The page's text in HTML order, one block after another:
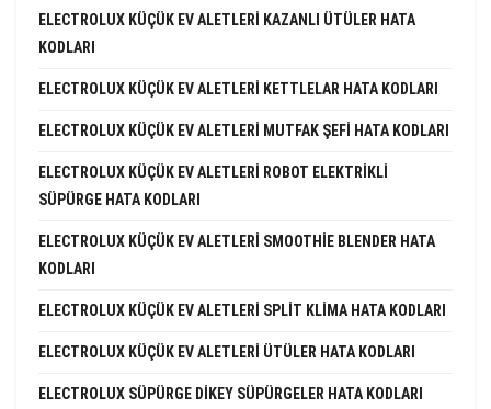
ELECTROLUX KÜÇÜK EV ALETLERI KAZANLI ÜTÜLER HATA
KODLARI
ELECTROLUX KÜÇÜK EV ALETLERI KETTLELAR HATA KODLARI
ELECTROLUX KÜÇÜK EV ALETLERI MUTFAK ŞEFI HATA KODLARI
ELECTROLUX KÜÇÜK EV ALETLERI ROBOT ELEKTRIKLI
SÜPÜRGE HATA KODLARI
ELECTROLUX KÜÇÜK EV ALETLERI SMOOTHIE BLENDER HATA
KODLARI
ELECTROLUX KÜÇÜK EV ALETLERI SPLIT KLIMA HATA KODLARI
ELECTROLUX KÜÇÜK EV ALETLERI ÜTÜLER HATA KODLARI
ELECTROLUX SÜPÜRGE DIKEY SÜPÜRGELER HATA KODLARI